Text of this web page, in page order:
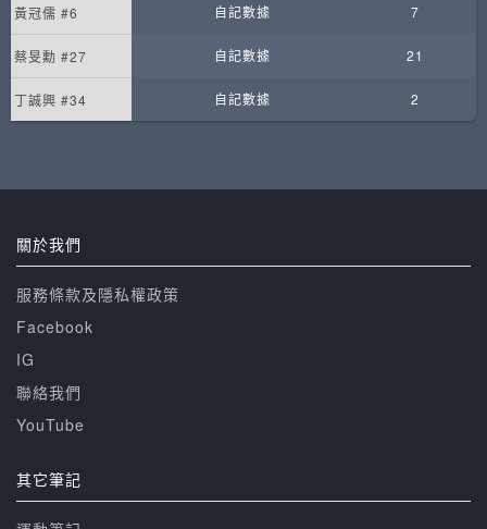
黃冠儒 #6 自記數據 7
蔡旻勳 #27 自記數據 21
丁誠興 #34 自記數據 2
關於我們
服務條款及隱私權政策
Facebook
IG
聯絡我們
YouTube
其它筆記